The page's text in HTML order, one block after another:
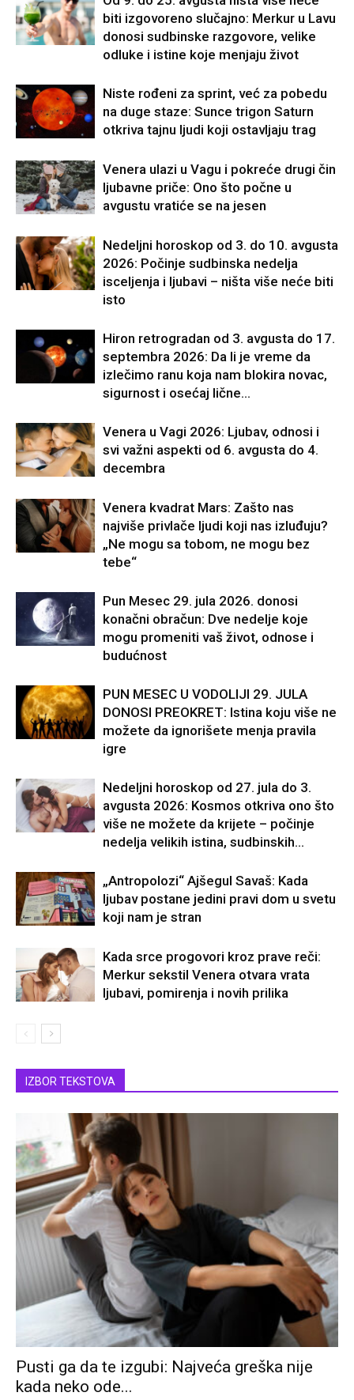
biti izgovoreno slučajno: Merkur u Lavu
donosi sudbinske razgovore, velike
odluke i istine koje menjaju život
Niste rođeni za sprint, već za pobedu
na duge staze: Sunce trigon Saturn
otkriva tajnu ljudi koji ostavljaju trag
Venera ulazi u Vagu i pokreće drugi čin
ljubavne priče: Ono što počne u
avgustu vratiće se na jesen
Nedeljni horoskop od 3. do 10. avgusta
2026: Počinje sudbinska nedelja
isceljenja i ljubavi – ništa više neće biti
isto
Hiron retrogradan od 3. avgusta do 17.
septembra 2026: Da li je vreme da
izlečimo ranu koja nam blokira novac,
sigurnost i osećaj lične...
Venera u Vagi 2026: Ljubav, odnosi i
svi važni aspekti od 6. avgusta do 4.
decembra
Venera kvadrat Mars: Zašto nas
najviše privlače ljudi koji nas izluđuju?
„Ne mogu sa tobom, ne mogu bez
tebe“
Pun Mesec 29. jula 2026. donosi
konačni obračun: Dve nedelje koje
mogu promeniti vaš život, odnose i
budućnost
PUN MESEC U VODOLIJI 29. JULA
DONOSI PREOKRET: Istina koju više ne
možete da ignorišete menja pravila
igre
Nedeljni horoskop od 27. jula do 3.
avgusta 2026: Kosmos otkriva ono što
više ne možete da krijete – počinje
nedelja velikih istina, sudbinskih...
„Antropolozi“ Ajšegul Savaš: Kada
ljubav postane jedini pravi dom u svetu
koji nam je stran
Kada srce progovori kroz prave reči:
Merkur sekstil Venera otvara vrata
ljubavi, pomirenja i novih prilika
IZBOR TEKSTOVA
Pusti ga da te izgubi: Najveća greška nije
kada neko ode...